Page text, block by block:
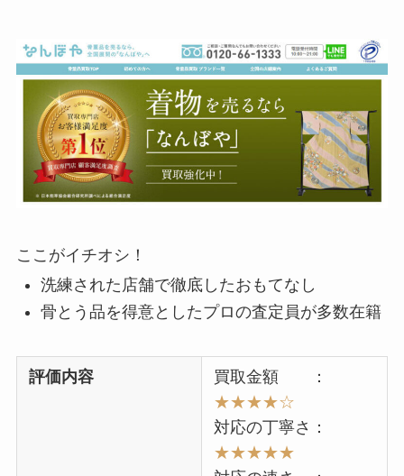
ここがイチオシ！
洗練された店舗で徹底したおもてなし
骨とう品を得意としたプロの査定員が多数在籍
評価内容
買取金額 ：
★★★★☆
対応の丁寧さ：
★★★★★